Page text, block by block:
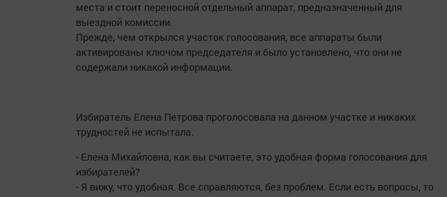
места и стоит переносной отдельный аппарат, предназначенный для
выездной комиссии.
Прежде, чем открылся участок голосования, все аппараты были
активированы ключом председателя и было установлено, что они не
содержали никакой информации.
Избиратель Елена Петрова проголосовала на данном участке и никаких
трудностей не испытала.
- Елена Михайловна, как вы считаете, это удобная форма голосования для
избирателей?
- Я вижу, что удобная. Все справляются, без проблем. Если есть вопросы, то